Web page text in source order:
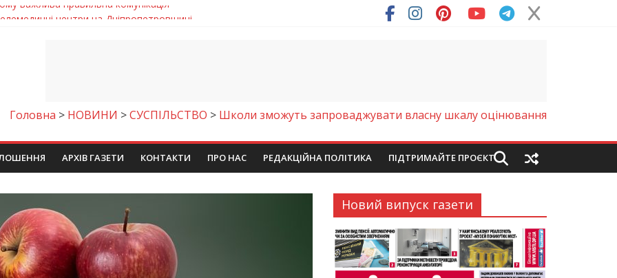
центри на Дніпропетровщині
досліджують місце розташування легендарного монастиря (Фото)
шанс на власне житло
важлива правильна комунікація
Головна > НОВИНИ >СУСПІЛЬСТВО > Школи зможуть запроваджувати власну шкалу оцінювання
АРХІВ ГАЗЕТИ КОНТАКТИ ПРО НАС РЕДАКЦІЙНА ПОЛІТИКА ПІДТРИМАЙТЕ ПРОЄКТ
Новий випуск газети